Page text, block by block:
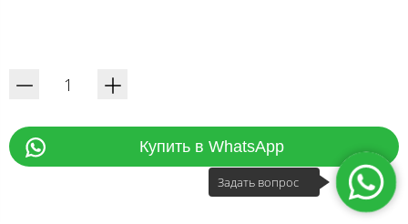
Купить в WhatsApp
Задать вопрос